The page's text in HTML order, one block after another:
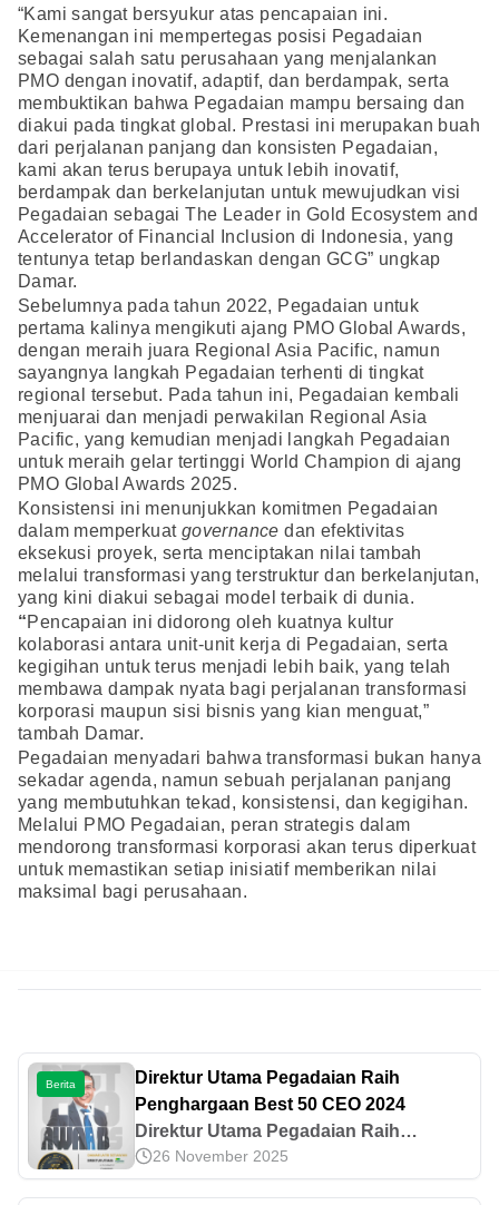
“Kami sangat bersyukur atas pencapaian ini.
Kemenangan ini mempertegas posisi Pegadaian
sebagai salah satu perusahaan yang menjalankan
PMO dengan inovatif, adaptif, dan berdampak, serta
membuktikan bahwa Pegadaian mampu bersaing dan
diakui pada tingkat global. Prestasi ini merupakan buah
dari perjalanan panjang dan konsisten Pegadaian,
kami akan terus berupaya untuk lebih inovatif,
berdampak dan berkelanjutan untuk mewujudkan visi
Pegadaian sebagai The Leader in Gold Ecosystem and
Accelerator of Financial Inclusion di Indonesia, yang
tentunya tetap berlandaskan dengan GCG” ungkap
Damar.
Sebelumnya pada tahun 2022, Pegadaian untuk
pertama kalinya mengikuti ajang PMO Global Awards,
dengan meraih juara Regional Asia Pacific, namun
sayangnya langkah Pegadaian terhenti di tingkat
regional tersebut. Pada tahun ini, Pegadaian kembali
menjuarai dan menjadi perwakilan Regional Asia
Pacific, yang kemudian menjadi langkah Pegadaian
untuk meraih gelar tertinggi World Champion di ajang
PMO Global Awards 2025.
Konsistensi ini menunjukkan komitmen Pegadaian
dalam memperkuat governance dan efektivitas
eksekusi proyek, serta menciptakan nilai tambah
melalui transformasi yang terstruktur dan berkelanjutan,
yang kini diakui sebagai model terbaik di dunia.
“Pencapaian ini didorong oleh kuatnya kultur
kolaborasi antara unit-unit kerja di Pegadaian, serta
kegigihan untuk terus menjadi lebih baik, yang telah
membawa dampak nyata bagi perjalanan transformasi
korporasi maupun sisi bisnis yang kian menguat,”
tambah Damar.
Pegadaian menyadari bahwa transformasi bukan hanya
sekadar agenda, namun sebuah perjalanan panjang
yang membutuhkan tekad, konsistensi, dan kegigihan.
Melalui PMO Pegadaian, peran strategis dalam
mendorong transformasi korporasi akan terus diperkuat
untuk memastikan setiap inisiatif memberikan nilai
maksimal bagi perusahaan.
Berita
Direktur Utama Pegadaian Raih
Penghargaan Best 50 CEO 2024
Direktur Utama Pegadaian Raih
Penghargaan Best 50 CEO 2024
26 November 2025